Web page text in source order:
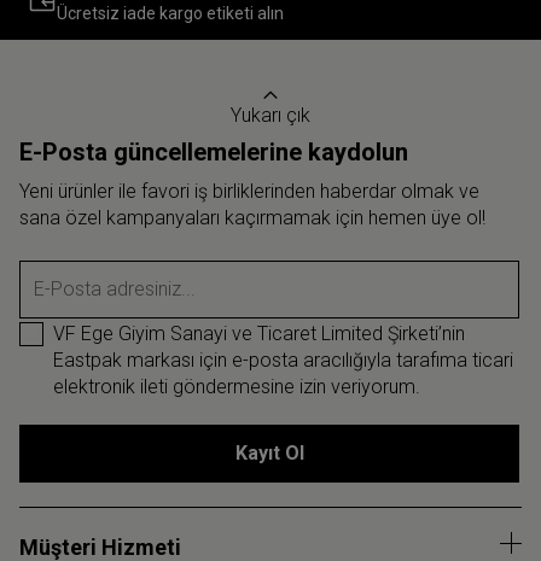
Ücretsiz iade kargo etiketi alın
Yukarı çık
E-Posta güncellemelerine kaydolun
Yeni ürünler ile favori iş birliklerinden haberdar olmak ve
sana özel kampanyaları kaçırmamak için hemen üye ol!
E-Posta adresiniz...
VF Ege Giyim Sanayi ve Ticaret Limited Şirketi’nin
Eastpak markası için e-posta aracılığıyla tarafıma ticari
elektronik ileti göndermesine izin veriyorum.
Kayıt Ol
Müşteri Hizmeti